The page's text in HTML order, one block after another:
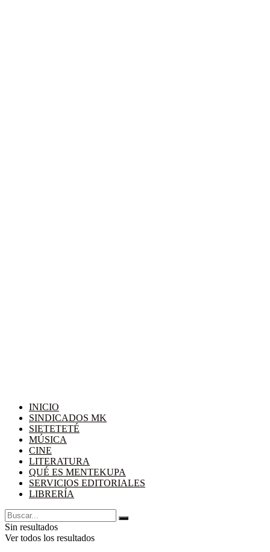
INICIO
SINDICADOS MK
SIETETETÉ
MÚSICA
CINE
LITERATURA
QUÉ ES MENTEKUPA
SERVICIOS EDITORIALES
LIBRERÍA
Sin resultados
Ver todos los resultados